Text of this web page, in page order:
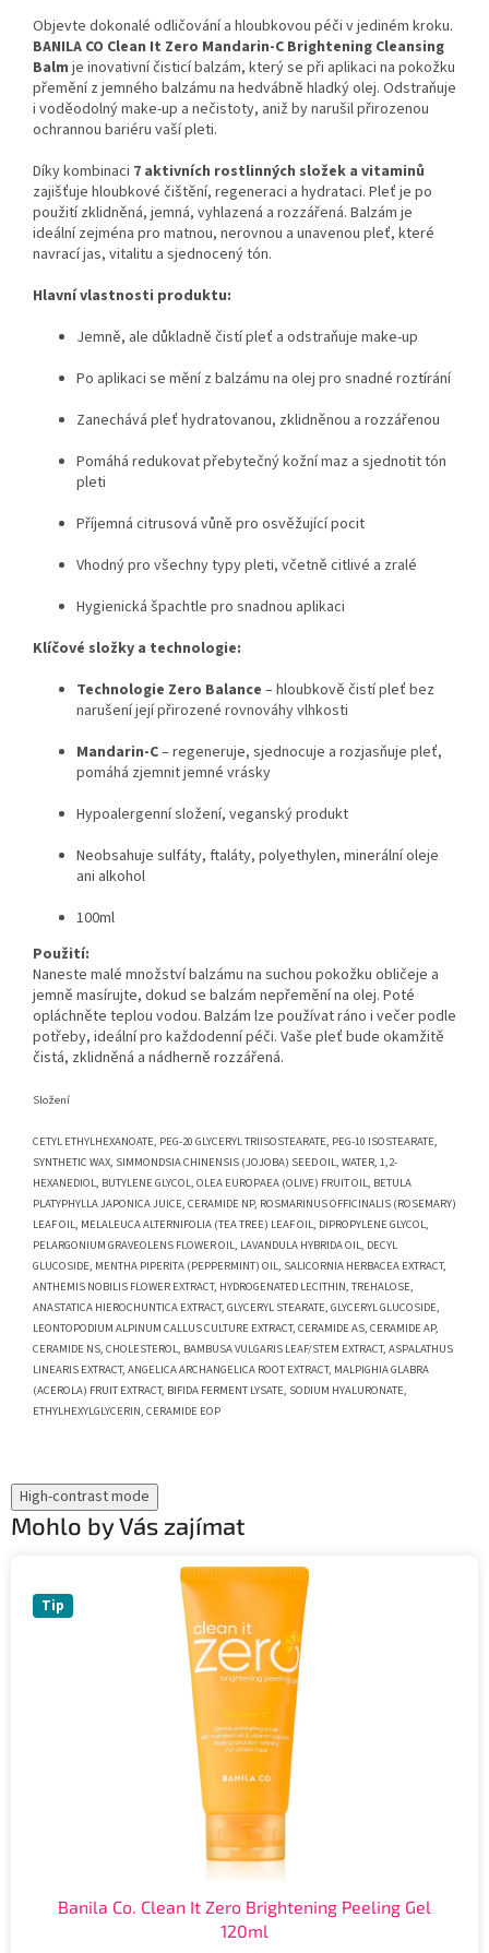
Objevte dokonalé odličování a hloubkovou péči v jediném kroku.
BANILA CO Clean It Zero Mandarin-C Brightening Cleansing
Balm je inovativní čisticí balzám, který se při aplikaci na pokožku
přemění z jemného balzámu na hedvábně hladký olej. Odstraňuje
i voděodolný make-up a nečistoty, aniž by narušil přirozenou
ochrannou bariéru vaší pleti.
Díky kombinaci 7 aktivních rostlinných složek a vitaminů
zajišťuje hloubkové čištění, regeneraci a hydrataci. Pleť je po
použití zklidněná, jemná, vyhlazená a rozzářená. Balzám je
ideální zejména pro matnou, nerovnou a unavenou pleť, které
navrací jas, vitalitu a sjednocený tón.
Hlavní vlastnosti produktu:
Jemně, ale důkladně čistí pleť a odstraňuje make-up
Po aplikaci se mění z balzámu na olej pro snadné roztírání
Zanechává pleť hydratovanou, zklidněnou a rozzářenou
Pomáhá redukovat přebytečný kožní maz a sjednotit tón
pleti
Příjemná citrusová vůně pro osvěžující pocit
Vhodný pro všechny typy pleti, včetně citlivé a zralé
Hygienická špachtle pro snadnou aplikaci
Klíčové složky a technologie:
Technologie Zero Balance – hloubkově čistí pleť bez
narušení její přirozené rovnováhy vlhkosti
Mandarin-C– regeneruje, sjednocuje a rozjasňuje pleť,
pomáhá zjemnit jemné vrásky
Hypoalergenní složení, veganský produkt
Neobsahuje sulfáty, ftaláty, polyethylen, minerální oleje
ani alkohol
100ml
Použití:
Naneste malé množství balzámu na suchou pokožku obličeje a
jemně masírujte, dokud se balzám nepřemění na olej. Poté
opláchněte teplou vodou. Balzám lze používat ráno i večer podle
potřeby, ideální pro každodenní péči. Vaše pleť bude okamžitě
čistá, zklidněná a nádherně rozzářená.
Složení
CETYL ETHYLHEXANOATE, PEG-20 GLYCERYL TRIISOSTEARATE, PEG-10 ISOSTEARATE,
SYNTHETIC WAX, SIMMONDSIA CHINENSIS (JOJOBA) SEED OIL, WATER, 1,2-
HEXANEDIOL, BUTYLENE GLYCOL, OLEA EUROPAEA (OLIVE) FRUIT OIL, BETULA
PLATYPHYLLA JAPONICA JUICE, CERAMIDE NP, ROSMARINUS OFFICINALIS (ROSEMARY)
LEAF OIL, MELALEUCA ALTERNIFOLIA (TEA TREE) LEAF OIL, DIPROPYLENE GLYCOL,
PELARGONIUM GRAVEOLENS FLOWER OIL, LAVANDULA HYBRIDA OIL, DECYL
GLUCOSIDE, MENTHA PIPERITA (PEPPERMINT) OIL, SALICORNIA HERBACEA EXTRACT,
ANTHEMIS NOBILIS FLOWER EXTRACT, HYDROGENATED LECITHIN, TREHALOSE,
ANASTATICA HIEROCHUNTICA EXTRACT, GLYCERYL STEARATE, GLYCERYL GLUCOSIDE,
LEONTOPODIUM ALPINUM CALLUS CULTURE EXTRACT, CERAMIDE AS, CERAMIDE AP,
CERAMIDE NS, CHOLESTEROL, BAMBUSA VULGARIS LEAF/STEM EXTRACT, ASPALATHUS
LINEARIS EXTRACT, ANGELICA ARCHANGELICA ROOT EXTRACT, MALPIGHIA GLABRA
(ACEROLA) FRUIT EXTRACT, BIFIDA FERMENT LYSATE, SODIUM HYALURONATE,
ETHYLHEXYLGLYCERIN, CERAMIDE EOP
High-contrast mode
Mohlo by Vás zajímat
Tip
Banila Co. Clean It Zero Brightening Peeling Gel
120ml